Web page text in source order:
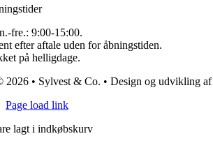
fre.: 9:00-15:00.
efter aftale uden for åbningstiden.
på helligdage.
2026 • Sylvest & Co. • Design og udvikling af
Page load link
lagt i indkøbskurv